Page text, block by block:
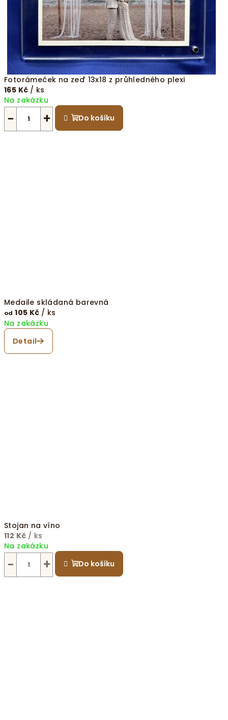
Fotorámeček na zeď 13x18 z průhledného plexi
165 Kč / ks
Na zakázku
+
− Do košíku
Medaile skládaná barevná
od 105 Kč / ks
Na zakázku
Detail
Stojan na víno
112 Kč / ks
Na zakázku
+
− Do košíku